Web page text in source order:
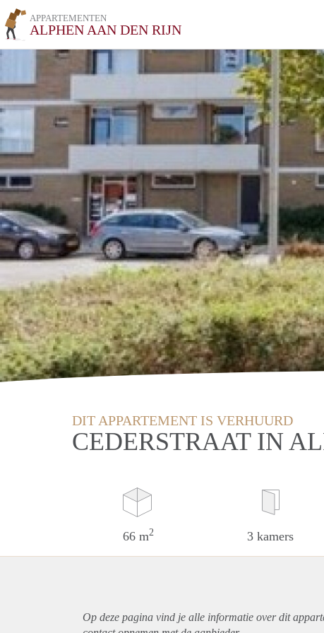
APPARTEMENTEN
ALPHEN AAN DEN RIJN
DIT APPARTEMENT IS VERHUURD
CEDERSTRAAT IN
66 m2 3 kamers
Op deze pagina vind je alle informatie over dit